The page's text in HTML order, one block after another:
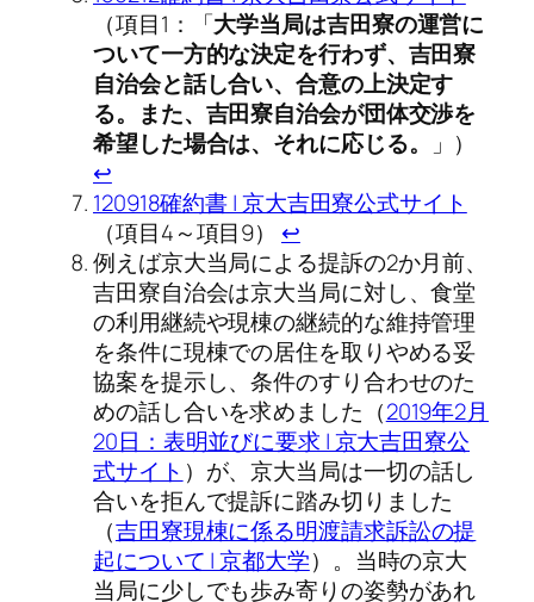
（項目1：「大学当局は吉田寮の運営に
ついて一方的な決定を行わず、吉田寮
自治会と話し合い、合意の上決定す
る。また、吉田寮自治会が団体交渉を
希望した場合は、それに応じる。
」）
↩︎
120918確約書 | 京大吉田寮公式サイト
（項目4～項目9） ↩︎
例えば京大当局による提訴の2か月前、
吉田寮自治会は京大当局に対し、食堂
の利用継続や現棟の継続的な維持管理
を条件に現棟での居住を取りやめる妥
協案を提示し、条件のすり合わせのた
めの話し合いを求めました（2019年2月
20日：表明並びに要求 | 京大吉田寮公
式サイト ）が、京大当局は一切の話し
合いを拒んで提訴に踏み切りました
（吉田寮現棟に係る明渡請求訴訟の提
起について | 京都大学）。当時の京大
当局に少しでも歩み寄りの姿勢があれ